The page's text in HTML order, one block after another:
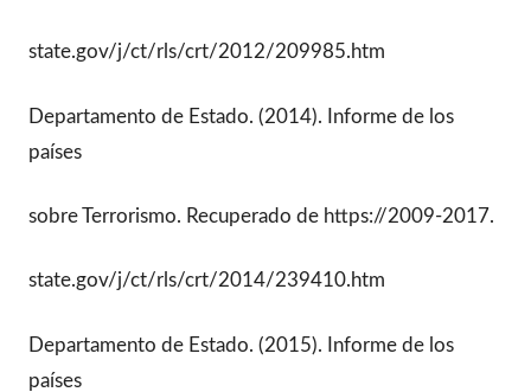
state.gov/j/ct/rls/crt/2012/209985.htm
Departamento de Estado. (2014). Informe de los
países
sobre Terrorismo. Recuperado de https://2009-2017.
state.gov/j/ct/rls/crt/2014/239410.htm
Departamento de Estado. (2015). Informe de los
países